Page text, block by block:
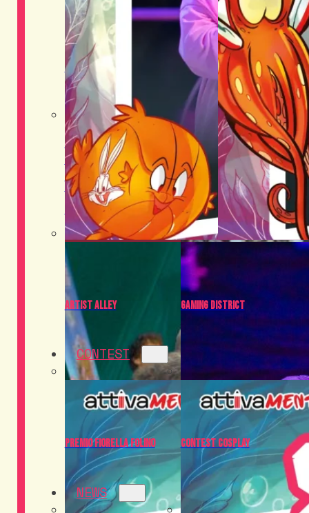
Musica Shopping District
Food District Cosplay
Artist Alley Gaming District
CONTEST
Premio Fiorella Folino Contest Cosplay
NEWS